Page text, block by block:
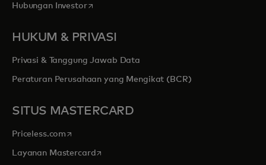
Hubungan Investoropens in a new tab
HUKUM & PRIVASI
Privasi & Tanggung Jawab Data
Peraturan Perusahaan yang Mengikat (BCR)
SITUS MASTERCARD
Priceless.com opens in a new tab
Layanan Mastercardopens in a new tab